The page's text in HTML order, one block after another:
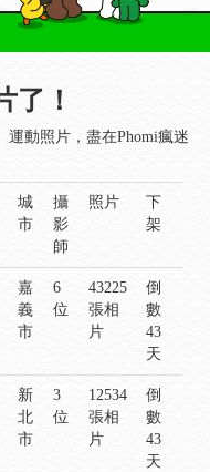
了！
運動照片，盡在Phomi瘋迷
城
市
攝
影
師
照片
下
架
嘉
義
市
6
位
43225
張相
片
倒
數
43
天
新
北
市
3
位
12534
張相
片
倒
數
43
天